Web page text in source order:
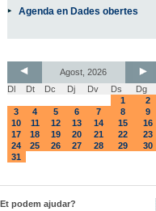
Agenda en Dades obertes
Agost, 2026
Dl
Dt Dc Dj Dv Ds
Dg
1
2
3
4 5 6 7 8
9
10
11 12 13 14 15
16
17
18 19 20 21 22
23
24
25 26 27 28 29
30
31
Et podem ajudar?